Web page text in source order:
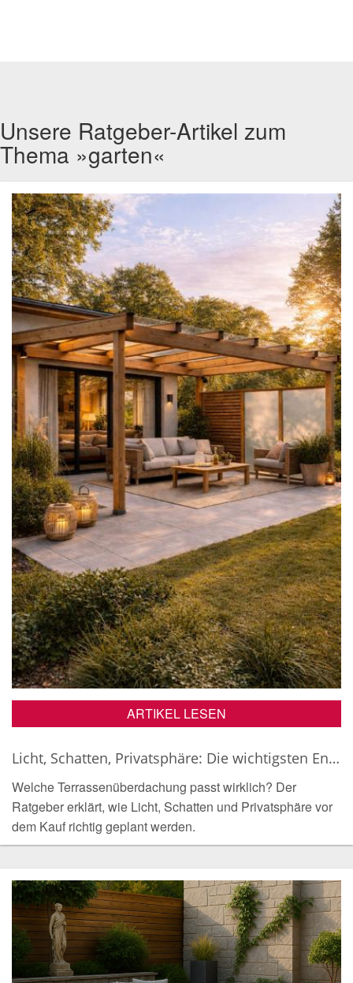
Unsere Ratgeber-Artikel zum
Thema »garten«
ARTIKEL LESEN
Licht, Schatten, Privatsphäre: Die wichtigsten Entscheidungen vor dem Kauf
Welche Terrassenüberdachung passt wirklich? Der
Ratgeber erklärt, wie Licht, Schatten und Privatsphäre vor
dem Kauf richtig geplant werden.